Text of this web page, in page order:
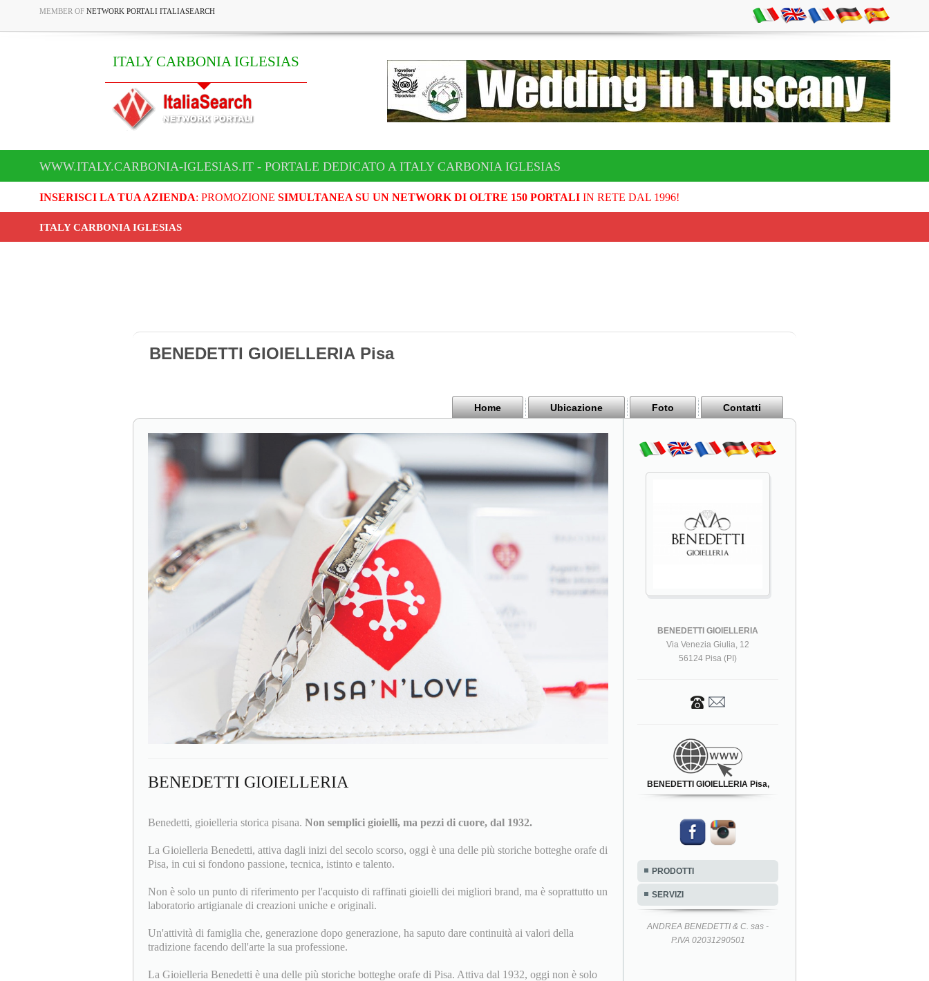
MEMBER OF NETWORK PORTALI ITALIASEARCH
ITALY CARBONIA IGLESIAS
WWW.ITALY.CARBONIA-IGLESIAS.IT - PORTALE DEDICATO A ITALY CARBONIA IGLESIAS
INSERISCI LA TUA AZIENDA: PROMOZIONE SIMULTANEA SU UN NETWORK DI OLTRE 150 PORTALIIN RETE DAL 1996!
ITALY CARBONIA IGLESIAS
BENEDETTI GIOIELLERIA Pisa
Home Ubicazione Foto Contatti
BENEDETTI GIOIELLERIA
Benedetti, gioielleria storica pisana. Non semplici gioielli, ma pezzi di cuore, dal 1932.
La Gioielleria Benedetti, attiva dagli inizi del secolo scorso, oggi è una delle più storiche botteghe orafe di
Pisa, in cui si fondono passione, tecnica, istinto e talento.
Non è solo un punto di riferimento per l'acquisto di raffinati gioielli dei migliori brand, ma è soprattutto un
laboratorio artigianale di creazioni uniche e originali.
Un'attività di famiglia che, generazione dopo generazione, ha saputo dare continuità ai valori della
tradizione facendo dell'arte la sua professione.
La Gioielleria Benedetti è una delle più storiche botteghe orafe di Pisa. Attiva dal 1932, oggi non è solo
BENEDETTI GIOIELLERIA
Via Venezia Giulia, 12
56124 Pisa (PI)
BENEDETTI GIOIELLERIA Pisa,
PRODOTTI
SERVIZI
ANDREA BENEDETTI & C. sas -
P.IVA 02031290501